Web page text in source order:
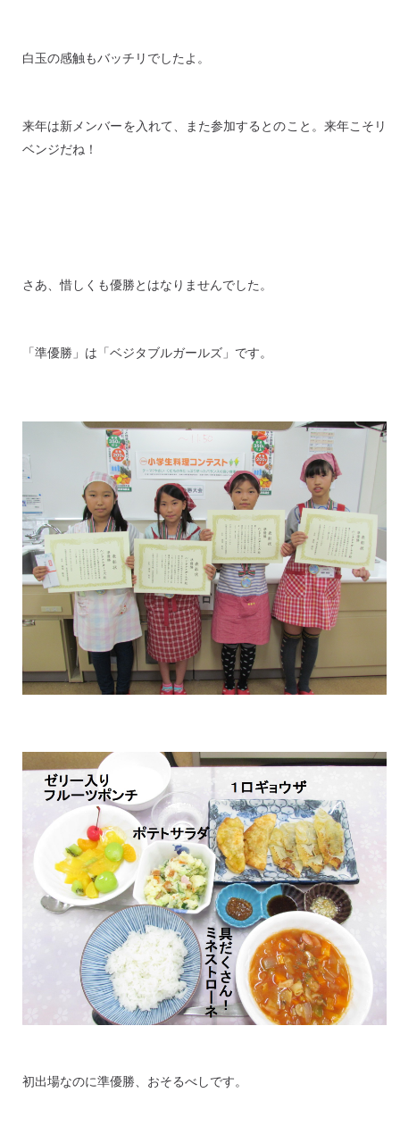
白玉の感触もバッチリでしたよ。
来年は新メンバーを入れて、また参加するとのこと。来年こそリ
ベンジだね！
さあ、惜しくも優勝とはなりませんでした。
「準優勝」は「ベジタブルガールズ」です。
初出場なのに準優勝、おそるべしです。